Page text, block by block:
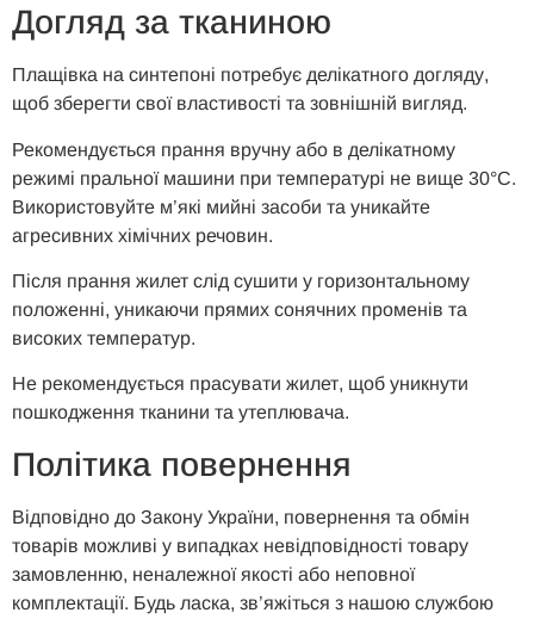
Догляд за тканиною
Плащівка на синтепоні потребує делікатного догляду,
щоб зберегти свої властивості та зовнішній вигляд.
Рекомендується прання вручну або в делікатному
режимі пральної машини при температурі не вище 30°C.
Використовуйте м’які мийні засоби та уникайте
агресивних хімічних речовин.
Після прання жилет слід сушити у горизонтальному
положенні, уникаючи прямих сонячних променів та
високих температур.
Не рекомендується прасувати жилет, щоб уникнути
пошкодження тканини та утеплювача.
Політика повернення
Відповідно до Закону України, повернення та обмін
товарів можливі у випадках невідповідності товару
замовленню, неналежної якості або неповної
комплектації. Будь ласка, зв’яжіться з нашою службою